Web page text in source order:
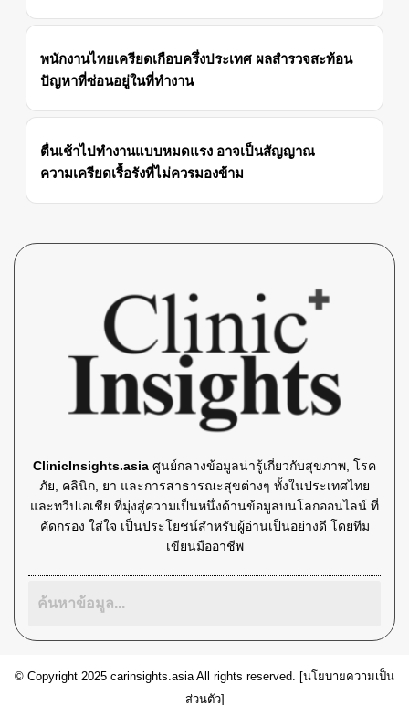
พนักงานไทยเครียดเกือบครึ่งประเทศ ผลสำรวจสะท้อน
ปัญหาที่ซ่อนอยู่ในที่ทำงาน
ตื่นเช้าไปทำงานแบบหมดแรง อาจเป็นสัญญาณ
ความเครียดเรื้อรังที่ไม่ควรมองข้าม
ClinicInsights.asia ศูนย์กลางข้อมูลน่ารู้เกี่ยวกับสุขภาพ, โรค
ภัย, คลินิก, ยา และการสาธารณะสุขต่างๆ ทั้งในประเทศไทย
และทวีปเอเชีย ที่มุ่งสู่ความเป็นหนึ่งด้านข้อมูลบนโลกออนไลน์ ที่
คัดกรอง ใส่ใจ เป็นประโยชน์สำหรับผู้อ่านเป็นอย่างดี โดยทีม
เขียนมืออาชีพ
© Copyright 2025 carinsights.asia All rights reserved. [นโยบายความเป็น
ส่วนตัว]